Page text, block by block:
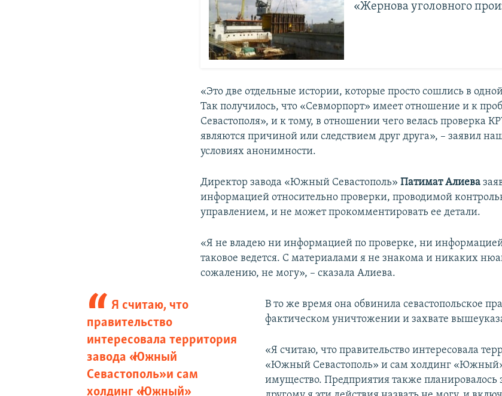
«Жернова уголовного
«Это две отдельные истории, которые просто сошлись в
Так получилось, что «Севморпорт» имеет отношение и к
Севастополя», и к тому, в отношении чего велась проверка
являются причиной или следствием друг друга», – заявил
условиях анонимности.
Директор завода «Южный Севастополь»Патимат Алиева
информацией относительно проверки, проводимой
управлением, и не может прокомментировать ее детали.
«Я не владею ни информацией по проверке, ни информацией
таковое ведется. С материалами я не знакома и никаких
сожалению, не могу», – сказала Алиева.
Я считаю, что
правительство
интересовала территория
завода «Южный
Севастополь» и сам
холдинг «Южный»
В то же время она обвинила севастопольское
фактическом уничтожении и захвате
«Я считаю, что правительство интересовала
«Южный Севастополь» и сам холдинг
имущество. Предприятия также планировалось